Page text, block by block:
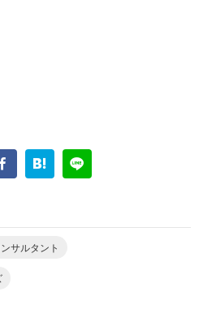
を鵜呑みにせず、「本
索する
サルタント